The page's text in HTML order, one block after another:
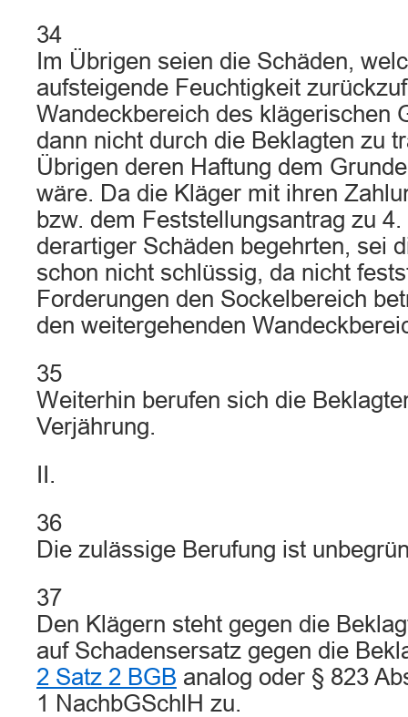
34
Im Übrigen seien die Schäden,
aufsteigende Feuchtigkeit
Wandeckbereich des klägerischen
dann nicht durch die Beklagten zu
Übrigen deren Haftung dem
wäre. Da die Kläger mit ihren
bzw. dem Feststellungsantrag zu
derartiger Schäden begehrten, sei
schon nicht schlüssig, da nicht
Forderungen den Sockelbereich
den weitergehenden
35
Weiterhin berufen sich die
Verjährung.
II.
36
Die zulässige Berufung ist
37
Den Klägern steht gegen die
auf Schadensersatz gegen die
2 Satz 2 BGB analog oder § 823
1 NachbGSchlH zu.